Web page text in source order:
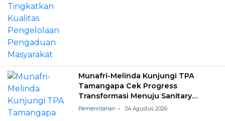
Munafri-Melinda Kunjungi TPA
Tamangapa Cek Progress
Transformasi Menuju Sanitary
Landfill
Pemerintahan 04 Agustus 2026